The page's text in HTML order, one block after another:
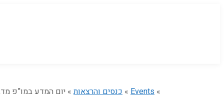
»
Events
» כנסים והרצאות» יום המדע במו”פ